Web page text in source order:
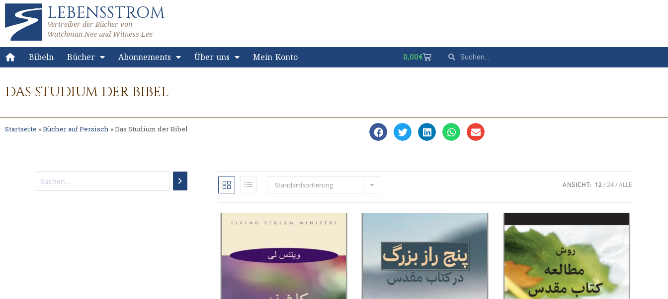
LEBENSSTROM
Vertreiber der Bücher von
Watchman Nee und Witness Lee
Bibeln Bücher Abonnements Über uns Mein Konto 0,00€
DAS STUDIUM DER BIBEL
Startseite »Bücher auf Persisch »Das Studium der Bibel
Standardsortierung ANSICHT: 12 24 ALLE